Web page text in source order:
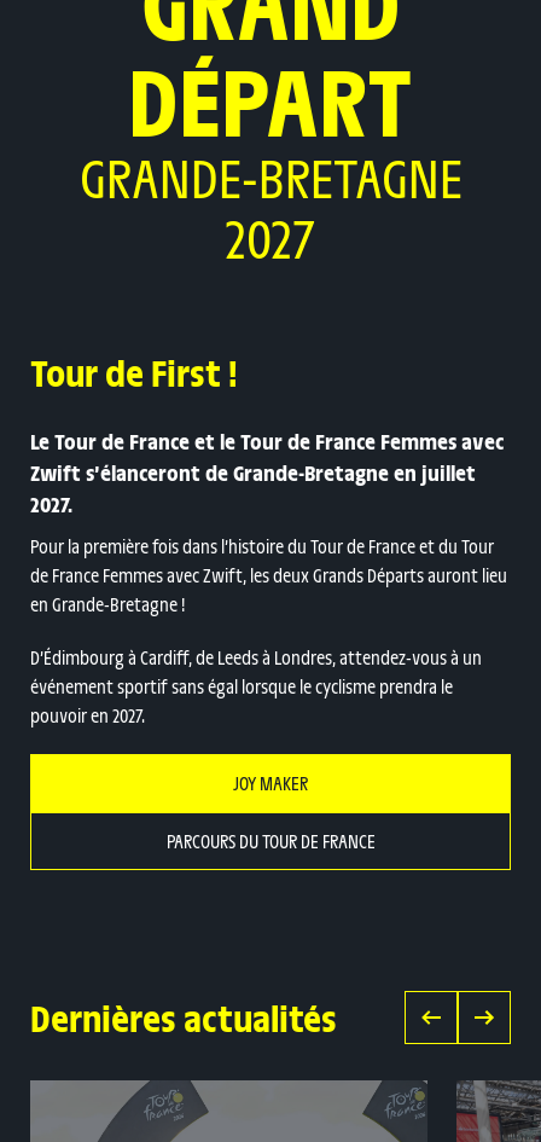
DÉPART
GRANDE-BRETAGNE
2027
Tour de First !
Le Tour de France et le Tour de France Femmes avec
Zwift s’élanceront de Grande-Bretagne en juillet
2027.
Pour la première fois dans l’histoire du Tour de France et du Tour
de France Femmes avec Zwift, les deux Grands Départs auront lieu
en Grande-Bretagne !
D’Édimbourg à Cardiff, de Leeds à Londres, attendez-vous à un
événement sportif sans égal lorsque le cyclisme prendra le
pouvoir en 2027.
JOY MAKER
PARCOURS DU TOUR DE FRANCE
Dernières actualités